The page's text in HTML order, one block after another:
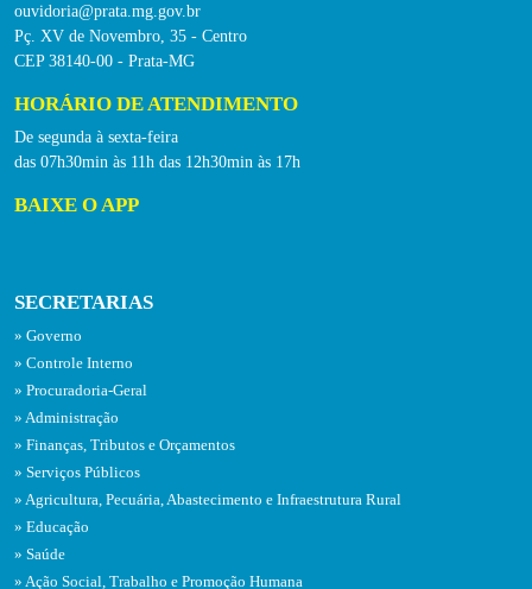
SECRETARIAS
Governo
Controle Interno
Procuradoria-Geral
Administração
Finanças, Tributos e Orçamentos
Serviços Públicos
Agricultura, Pecuária, Abastecimento e Infraestrutura Rural
Educação
Saúde
Ação Social, Trabalho e Promoção Humana
ouvidoria@prata.mg.gov.br
Pç. XV de Novembro, 35 - Centro
CEP 38140-00 - Prata-MG
HORÁRIO DE ATENDIMENTO
De segunda à sexta-feira
das 07h30min às 11h das 12h30min às 17h
BAIXE O APP